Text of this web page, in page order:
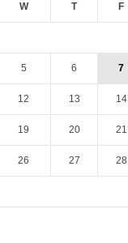
W T F
5 6 7
12 13 14
19 20 21
26 27 28